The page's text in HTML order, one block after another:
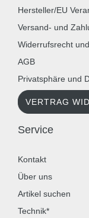
Hersteller/EU
Versand- und
Widerrufsrecht
AGB
Privatsphäre und
VERTRAG
Service
Kontakt
Über uns
Artikel suchen
Technik*